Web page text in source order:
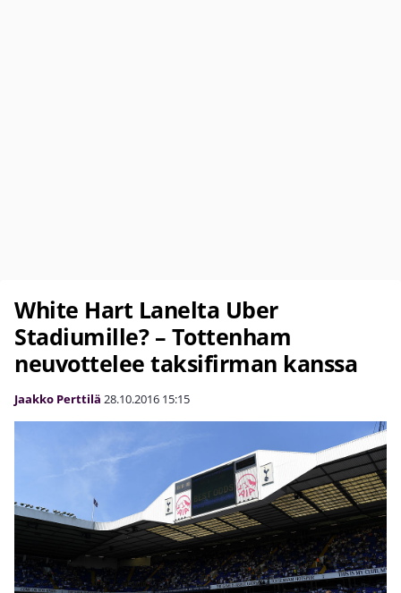
White Hart Lanelta Uber
Stadiumille? – Tottenham
neuvottelee taksifirman kanssa
Jaakko Perttilä 28.10.2016 15:15